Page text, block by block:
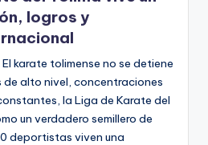
logros y
karate tolimense no se detiene
de alto nivel, concentraciones
la Liga de Karate del
un verdadero semillero de
deportistas viven una